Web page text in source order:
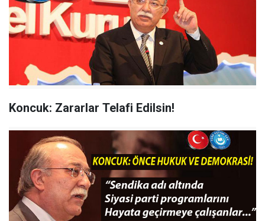
Koncuk: Zararlar Telafi Edilsin!